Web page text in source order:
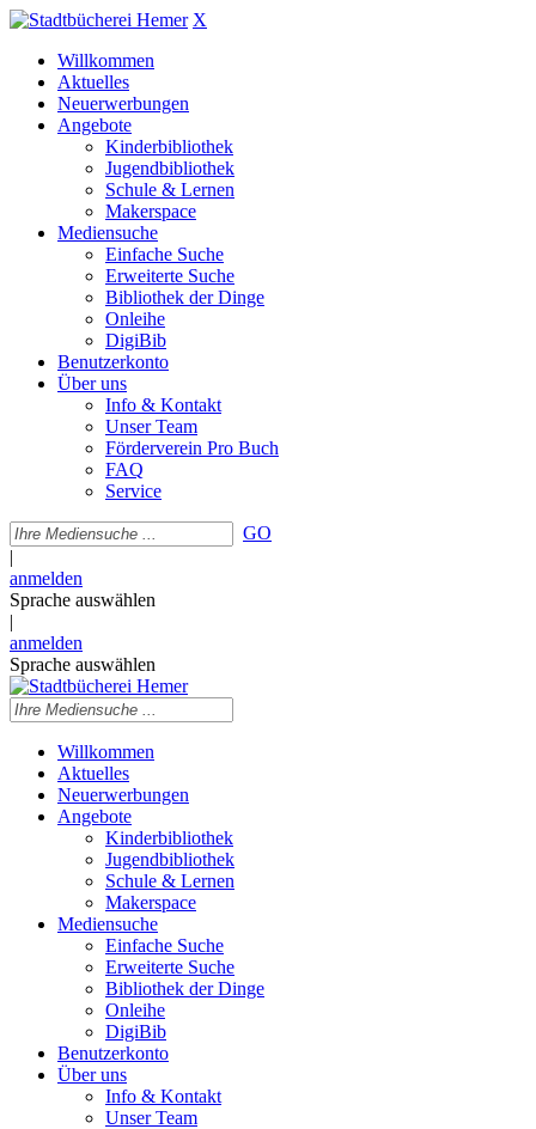
X
Willkommen
Aktuelles
Neuerwerbungen
Angebote
Kinderbibliothek
Jugendbibliothek
Schule & Lernen
Makerspace
Mediensuche
Einfache Suche
Erweiterte Suche
Bibliothek der Dinge
Onleihe
DigiBib
Benutzerkonto
Über uns
Info & Kontakt
Unser Team
Förderverein Pro Buch
FAQ
Service
GO
|
anmelden
Sprache auswählen
|
anmelden
Sprache auswählen
Willkommen
Aktuelles
Neuerwerbungen
Angebote
Kinderbibliothek
Jugendbibliothek
Schule & Lernen
Makerspace
Mediensuche
Einfache Suche
Erweiterte Suche
Bibliothek der Dinge
Onleihe
DigiBib
Benutzerkonto
Über uns
Info & Kontakt
Unser Team